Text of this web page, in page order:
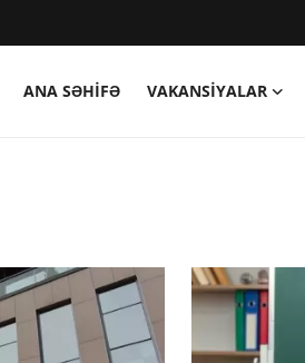
ANA SƏHIFƏ VAKANSIYALAR